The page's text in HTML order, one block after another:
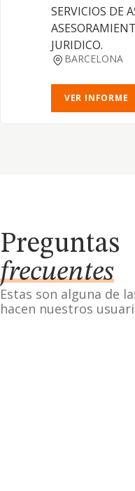
SERVICIOS DE
JURIDICO.
BARCELONA
VER INFORME
Preguntas
frecuentes
Estas son alguna de
hacen nuestros